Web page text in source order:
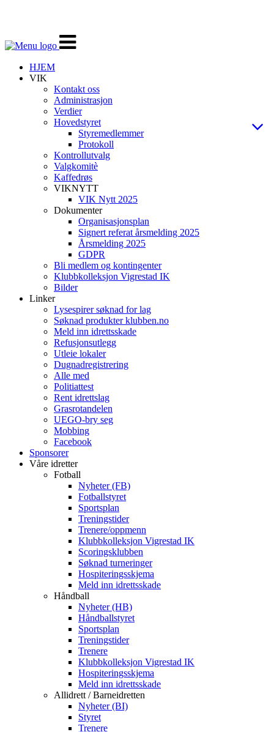
Veksle
navigasjon
HJEM
VIK
Kontakt oss
Administrasjon
Verdier
Hovedstyret
Styremedlemmer
Protokoll
Kontrollutvalg
Valgkomitè
Kaffedrøs
VIKNYTT
VIK Nytt 2025
Dokumenter
Organisasjonsplan
Signert referat årsmelding 2025
Årsmelding 2025
GDPR
Bli medlem og kontingenter
Klubbkolleksjon Vigrestad IK
Bilder
Linker
Lysespirer søknad for lag
Søknad produkter klubben.no
Meld inn idrettsskade
Refusjonsutlegg
Utleie lokaler
Dugnadregistrering
Alle med
Politiattest
Rent idrettslag
Grasrotandelen
UEGO-bry seg
Mobbing
Facebook
Sponsorer
Våre idretter
Fotball
Nyheter (FB)
Fotballstyret
Sportsplan
Treningstider
Trenere/oppmenn
Klubbkolleksjon Vigrestad IK
Scoringsklubben
Søknad turneringer
Hospiteringsskjema
Meld inn idrettsskade
Håndball
Nyheter (HB)
Håndballstyret
Sportsplan
Treningstider
Trenere
Klubbkolleksjon Vigrestad IK
Hospiteringsskjema
Meld inn idrettsskade
Allidrett / Barneidretten
Nyheter (BI)
Styret
Trenere